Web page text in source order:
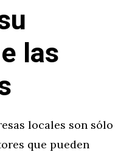
las
locales son sólo
que pueden